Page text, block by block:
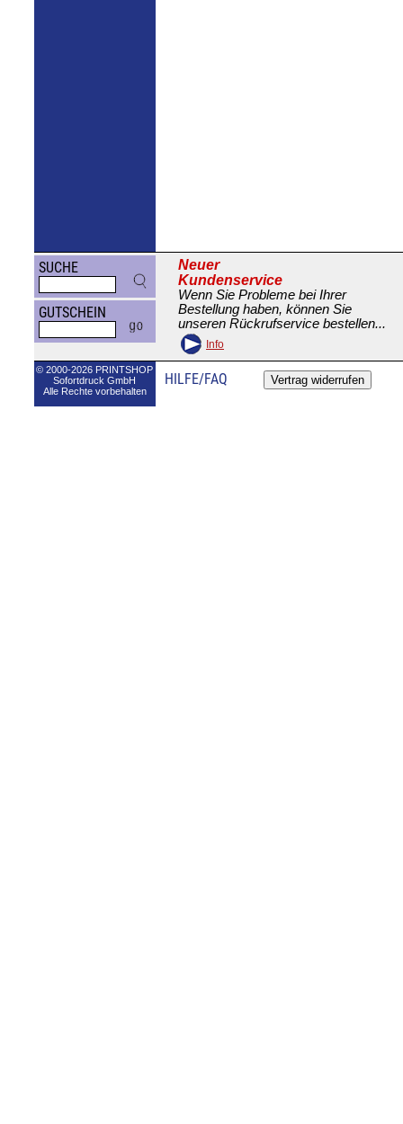
SUCHE
GUTSCHEIN
Neuer
Kundenservice
Wenn Sie Probleme bei Ihrer
Bestellung haben, können Sie
unseren Rückrufservice bestellen...
Info
© 2000-2026 PRINTSHOP
Sofortdruck GmbH
Alle Rechte vorbehalten
HILFE/FAQ